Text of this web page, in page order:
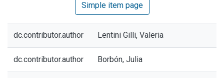
Simple item page
dc.contributor.author Lentini Gilli, Valeria
dc.contributor.author Borbón, Julia